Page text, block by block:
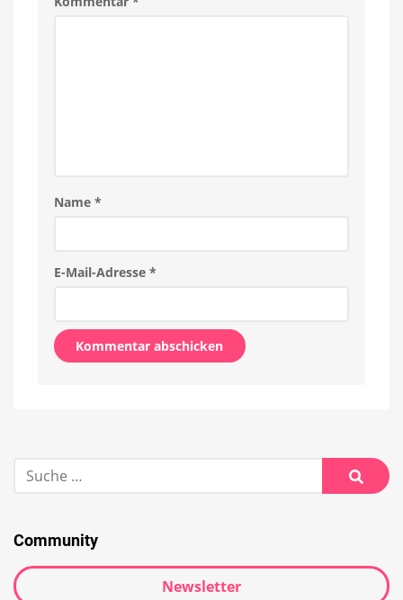
Name *
E-Mail-Adresse *
Suche
nach:
Suche
Community
Newsletter